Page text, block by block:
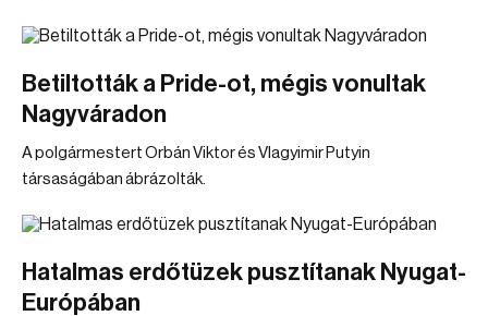
Betiltották a Pride-ot, mégis vonultak
Nagyváradon
A polgármestert Orbán Viktor és Vlagyimir Putyin
társaságában ábrázolták.
Hatalmas erdőtüzek pusztítanak Nyugat-
Európában